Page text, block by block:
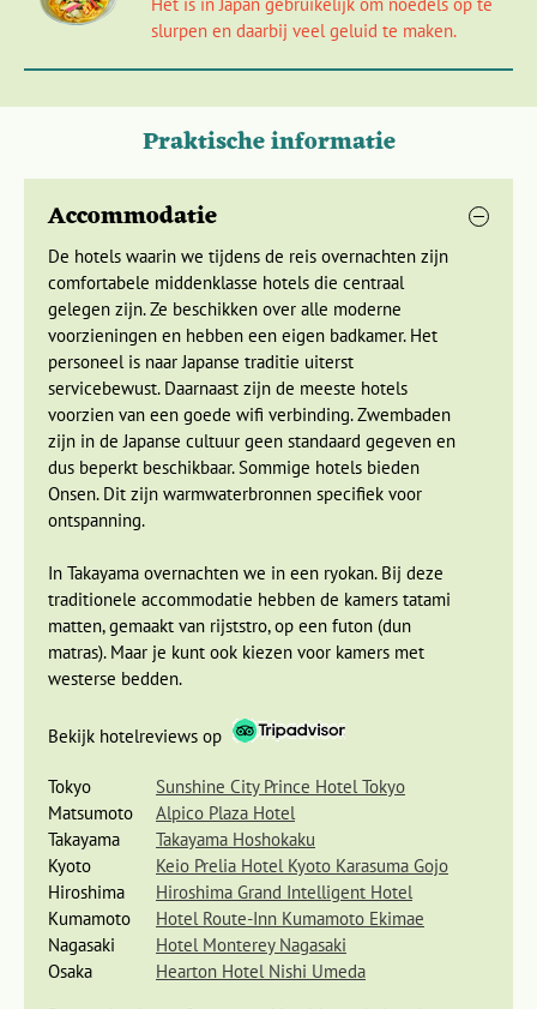
achtergrond. Ook wordt de beroemde Chureito pagoda
bezocht, vanaf waar je weer een heel ander uitzicht op Mt.
Vervolgens trekken we verder naar de kasteelstad
indrukwekkend. Houd je camera in de aanslag!
De volgende stop is Takayama. Dit dorp heeft door zijn
geïsoleerde ligging in een vallei zijn oude charme weten te
bewaren. Je ziet hier nog veel traditionele houten huizen,
uitgevoerd met schuifdeuren en -wanden om in de hete en
vochtige zomers enige verkoeling te creëren. In de
omgeving van Takayama kun je schitterende wandelingen
maken en maak je voor het eerst kennis met het enorme
contrast tussen de grote steden en het Japanse platteland.
Het openluchtmuseum (Hida no Sato), waar traditionele
houten huizen uit dit deel van Japan zijn verzameld, is een
bezoek zeker waard. We overnachten hier in een ryokan. Net
als de Japanse reizigers in het Edo-tijdperk (1603-1868) slaap
je in een kamer met tatami matten op een futon (matras). Je
slurpen en daarbij veel geluid te maken.
Praktische informatie
Accommodatie
De hotels waarin we tijdens de reis overnachten zijn
comfortabele middenklasse hotels die centraal
gelegen zijn. Ze beschikken over alle moderne
voorzieningen en hebben een eigen badkamer. Het
personeel is naar Japanse traditie uiterst
servicebewust. Daarnaast zijn de meeste hotels
voorzien van een goede wifi verbinding. Zwembaden
zijn in de Japanse cultuur geen standaard gegeven en
dus beperkt beschikbaar. Sommige hotels bieden
Onsen. Dit zijn warmwaterbronnen specifiek voor
ontspanning.
In Takayama overnachten we in een ryokan. Bij deze
traditionele accommodatie hebben de kamers tatami
matten, gemaakt van rijststro, op een futon (dun
matras). Maar je kunt ook kiezen voor kamers met
westerse bedden.
Bekijk hotelreviews op
Tokyo
Sunshine City Prince Hotel Tokyo
Matsumoto
Alpico Plaza Hotel
Takayama
Takayama Hoshokaku
Kyoto
Keio Prelia Hotel Kyoto Karasuma Gojo
Hiroshima
Hiroshima Grand Intelligent Hotel
Kumamoto
Hotel Route-Inn Kumamoto Ekimae
Nagasaki
Hotel Monterey Nagasaki
Osaka
Hearton Hotel Nishi Umeda